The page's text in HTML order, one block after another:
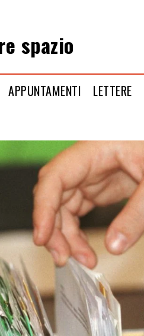
spazio
APPUNTAMENTI LETTERE